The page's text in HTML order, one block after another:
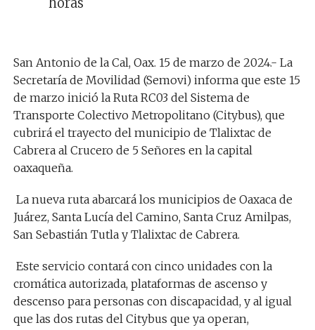
San Antonio de la Cal, Oax. 15 de marzo de 2024.- La
Secretaría de Movilidad (Semovi) informa que este 15
de marzo inició la Ruta RC03 del Sistema de
Transporte Colectivo Metropolitano (Citybus), que
cubrirá el trayecto del municipio de Tlalixtac de
Cabrera al Crucero de 5 Señores en la capital
oaxaqueña.
La nueva ruta abarcará los municipios de Oaxaca de
Juárez, Santa Lucía del Camino, Santa Cruz Amilpas,
San Sebastián Tutla y Tlalixtac de Cabrera.
Este servicio contará con cinco unidades con la
cromática autorizada, plataformas de ascenso y
descenso para personas con discapacidad, y al igual
que las dos rutas del Citybus que ya operan,